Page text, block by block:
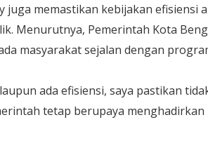
juga memastikan kebijakan
Menurutnya, Pemerintah Kota
masyarakat sejalan dengan
ada efisiensi, saya pastikan
tetap berupaya